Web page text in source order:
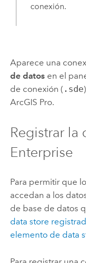
conexión.
Aparece una
de datos en el
de conexión ( .sde
ArcGIS Pro.
Registrar la
Enterprise
Para permitir que
accedan a los
de base de datos
data store
elemento de data